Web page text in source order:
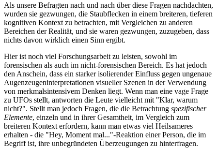
Als unsere Befragten nach und nach über diese Fragen nachdachten,
wurden sie gezwungen, die Staubflecken in einem breiteren, tieferen
kognitiven Kontext zu betrachten, mit Vergleichen zu anderen
Bereichen der Realität, und sie waren gezwungen, zuzugeben, dass
nichts davon wirklich einen Sinn ergibt.
Hier ist noch viel Forschungsarbeit zu leisten, sowohl im
forensischen als auch im nicht-­forensischen Bereich. Es hat jedoch
den Anschein, dass ein starker isolierender Einfluss gegen ungenaue
Augenzeugeninterpretationen visueller Szenen in der Verwendung
von merkmals­intensivem Denken liegt. Wenn man eine vage Frage
zu UFOs stellt, antworten die Leute vielleicht mit "Klar, warum
nicht?". Stellt man jedoch Fragen, die die Betrachtung spezifischer
Elemente, einzeln und in ihrer Gesamtheit, im Vergleich zum
breiteren Kontext erfordern, kann man etwas viel Heilsameres
erhalten - die "Hey, Moment mal..."-Reaktion einer Person, die im
Begriff ist, ihre unbegründeten Überzeugungen zu hinterfragen.